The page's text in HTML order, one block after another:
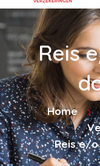
Reis
Home
Reis e/